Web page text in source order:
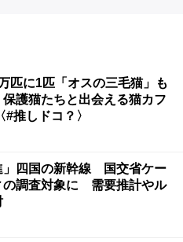
匹に1匹「オスの三毛猫」も
保護猫たちと出会える猫カフ
#推しドコ？〉
」四国の新幹線 国交省ケー
の調査対象に 需要推計やル